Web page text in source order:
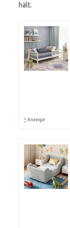
hält.
* Anzeige